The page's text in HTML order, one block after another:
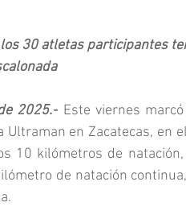
30 atletas participantes
2025.- Este viernes
en Zacatecas, en
10 kilómetros de
de natación